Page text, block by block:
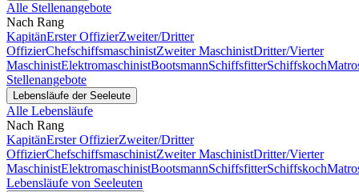
Alle Stellenangebote
Nach Rang
KapitänErster OffizierZweiter/Dritter
OffizierChefschiffsmaschinistZweiter MaschinistDritter/Vierter
MaschinistElektromaschinistBootsmannSchiffsfitterSchiffskoch
Stellenangebote
Lebensläufe der Seeleute
Alle Lebensläufe
Nach Rang
KapitänErster OffizierZweiter/Dritter
OffizierChefschiffsmaschinistZweiter MaschinistDritter/Vierter
MaschinistElektromaschinistBootsmannSchiffsfitterSchiffskoch
Lebensläufe von Seeleuten